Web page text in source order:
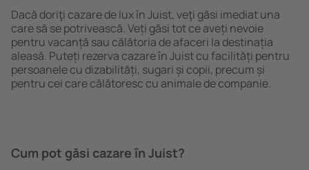
Dacă doriţi cazare de lux în Juist, veţi găsi imediat una
care să se potrivească. Veți găsi tot ce aveți nevoie
pentru vacanță sau călătoria de afaceri la destinația
aleasă. Puteți rezerva cazare în Juist cu facilități pentru
persoanele cu dizabilități, sugari și copii, precum și
pentru cei care călătoresc cu animale de companie.
Cum pot găsi cazare în Juist?